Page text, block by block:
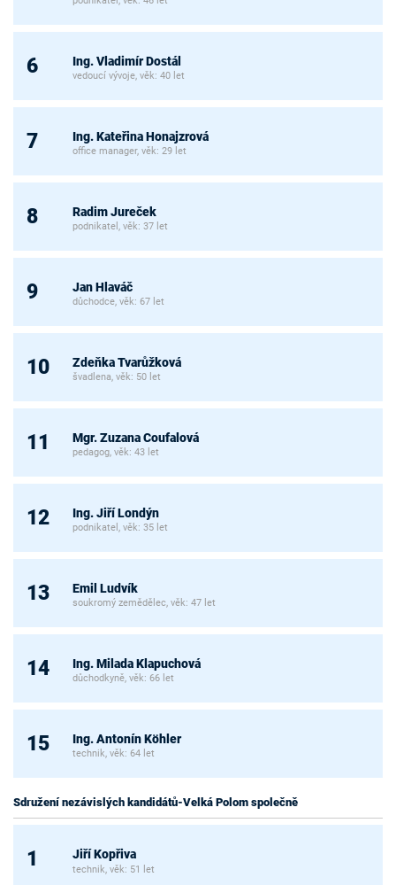
6 Ing. Vladimír Dostál
vedoucí vývoje, věk: 40 let
7 Ing. Kateřina Honajzrová
office manager, věk: 29 let
8 Radim Jureček
podnikatel, věk: 37 let
9 Jan Hlaváč
důchodce, věk: 67 let
10 Zdeňka Tvarůžková
švadlena, věk: 50 let
11 Mgr. Zuzana Coufalová
pedagog, věk: 43 let
12 Ing. Jiří Londýn
podnikatel, věk: 35 let
13 Emil Ludvík
soukromý zemědělec, věk: 47 let
14 Ing. Milada Klapuchová
důchodkyně, věk: 66 let
15 Ing. Antonín Köhler
technik, věk: 64 let
Sdružení nezávislých kandidátů-Velká Polom společně
1 Jiří Kopřiva
technik, věk: 51 let